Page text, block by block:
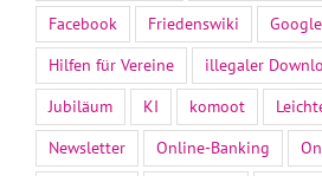
Facebook Friedenswiki
Hilfen für Vereine
illegaler
Jubiläum
KI komoot
Newsletter
Online-Banking